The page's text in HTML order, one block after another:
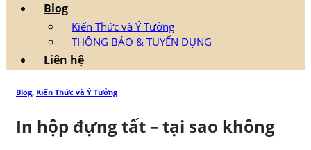
Blog
Kiến Thức và Ý Tưởng
THÔNG BÁO & TUYỂN DỤNG
Liên hệ
Blog, Kiến Thức và Ý Tưởng
In hộp đựng tất – tại sao không